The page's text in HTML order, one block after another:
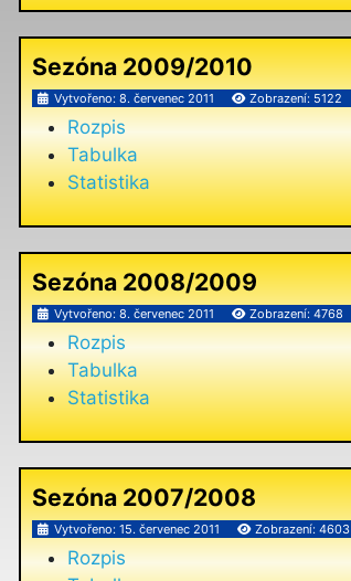
Sezóna 2009/2010
Vytvořeno: 8. červenec 2011 Zobrazení: 5122
Rozpis
Tabulka
Statistika
Sezóna 2008/2009
Vytvořeno: 8. červenec 2011 Zobrazení: 4768
Rozpis
Tabulka
Statistika
Sezóna 2007/2008
Vytvořeno: 15. červenec 2011 Zobrazení: 4603
Rozpis